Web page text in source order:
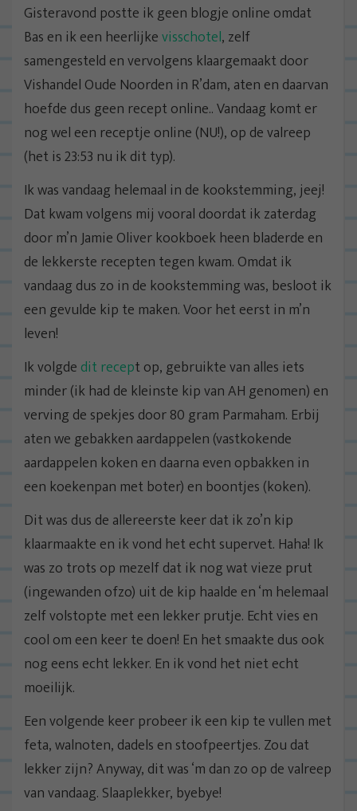
Gisteravond postte ik geen blogje online omdat
Bas en ik een heerlijkevisschotel, zelf
samengesteld en vervolgens klaargemaakt door
Vishandel Oude Noorden in R’dam, aten en daarvan
hoefde dus geen recept online.. Vandaag komt er
nog wel een receptje online (NU!), op de valreep
(het is 23:53 nu ik dit typ).
Ik was vandaag helemaal in de kookstemming, jeej!
Dat kwam volgens mij vooral doordat ik zaterdag
door m’n Jamie Oliver kookboek heen bladerde en
de lekkerste recepten tegen kwam. Omdat ik
vandaag dus zo in de kookstemming was, besloot ik
een gevulde kip te maken. Voor het eerst in m’n
leven!
Ik volgde dit recept op, gebruikte van alles iets
minder (ik had de kleinste kip van AH genomen) en
verving de spekjes door 80 gram Parmaham. Erbij
aten we gebakken aardappelen (vastkokende
aardappelen koken en daarna even opbakken in
een koekenpan met boter) en boontjes (koken).
Dit was dus de allereerste keer dat ik zo’n kip
klaarmaakte en ik vond het echt supervet. Haha! Ik
was zo trots op mezelf dat ik nog wat vieze prut
(ingewanden ofzo) uit de kip haalde en ‘m helemaal
zelf volstopte met een lekker prutje. Echt vies en
cool om een keer te doen! En het smaakte dus ook
nog eens echt lekker. En ik vond het niet echt
moeilijk.
Een volgende keer probeer ik een kip te vullen met
feta, walnoten, dadels en stoofpeertjes. Zou dat
lekker zijn? Anyway, dit was ‘m dan zo op de valreep
van vandaag. Slaaplekker, byebye!